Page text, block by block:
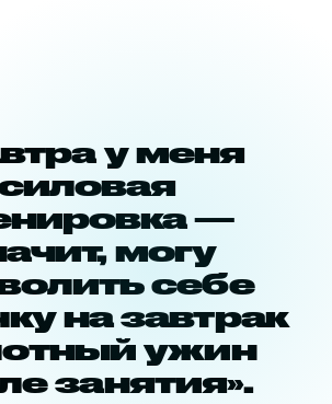
у меня
—
могу
себе
на завтрак
ужин
занятия».